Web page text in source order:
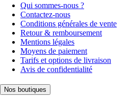
Qui sommes-nous ?
Contactez-nous
Conditions générales de vente
Retour & remboursement
Mentions légales
Moyens de paiement
Tarifs et options de livraison
Avis de confidentialité
Nos boutiques